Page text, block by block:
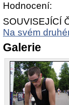
Hodnocení:
SOUVISEJÍCÍ
Na svém
Galerie